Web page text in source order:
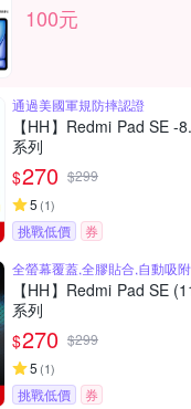
100元
通過美國軍規防摔認證
【HH】Redmi Pad SE
系列
$270 $299
5 (1)
挑戰低價
券
全螢幕覆蓋,全膠貼合,自動吸
【HH】Redmi Pad SE
系列
$270 $299
5 (1)
挑戰低價
券